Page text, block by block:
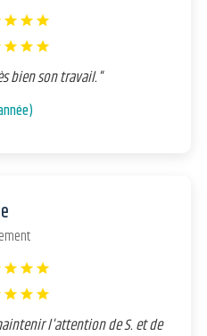
starstarstar
starstarstar
bien son travail."
starstarstar
starstarstar
l'attention de S. et de